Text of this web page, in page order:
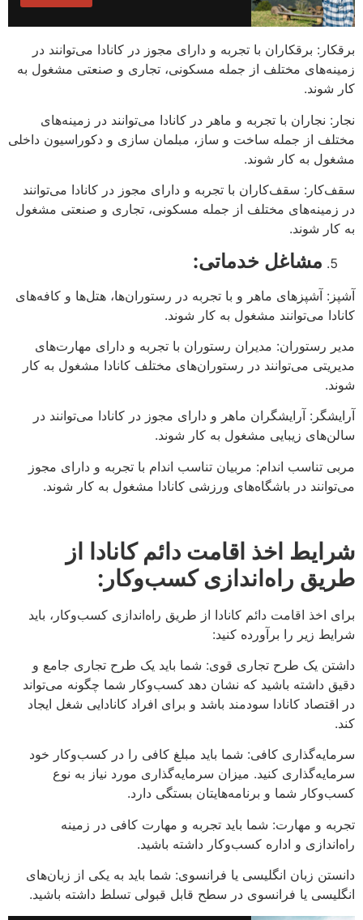
برقکار: برقکاران با تجربه و دارای مجوز در کانادا می‌توانند در
زمینه‌های مختلف از جمله مسکونی، تجاری و صنعتی مشغول به
کار شوند.
نجار: نجاران با تجربه و ماهر در کانادا می‌توانند در زمینه‌های
مختلف از جمله ساخت و ساز، مبلمان سازی و دکوراسیون داخلی
مشغول به کار شوند.
سقف‌کار: سقف‌کاران با تجربه و دارای مجوز در کانادا می‌توانند
در زمینه‌های مختلف از جمله مسکونی، تجاری و صنعتی مشغول
به کار شوند.
مشاغل خدماتی:
آشپز: آشپزهای ماهر و با تجربه در رستوران‌ها، هتل‌ها و کافه‌های
کانادا می‌توانند مشغول به کار شوند.
مدیر رستوران: مدیران رستوران با تجربه و دارای مهارت‌های
مدیریتی می‌توانند در رستوران‌های مختلف کانادا مشغول به کار
شوند.
آرایشگر: آرایشگران ماهر و دارای مجوز در کانادا می‌توانند در
سالن‌های زیبایی مشغول به کار شوند.
مربی تناسب اندام: مربیان تناسب اندام با تجربه و دارای مجوز
می‌توانند در باشگاه‌های ورزشی کانادا مشغول به کار شوند.
شرایط اخذ اقامت دائم کانادا از
طریق راه‌اندازی کسب‌وکار:
برای اخذ اقامت دائم کانادا از طریق راه‌اندازی کسب‌وکار، باید
شرایط زیر را برآورده کنید:
داشتن یک طرح تجاری قوی: شما باید یک طرح تجاری جامع و
دقیق داشته باشید که نشان دهد کسب‌وکار شما چگونه می‌تواند
در اقتصاد کانادا سودمند باشد و برای افراد کانادایی شغل ایجاد
کند.
سرمایه‌گذاری کافی: شما باید مبلغ کافی را در کسب‌وکار خود
سرمایه‌گذاری کنید. میزان سرمایه‌گذاری مورد نیاز به نوع
کسب‌وکار شما و برنامه‌هایتان بستگی دارد.
تجربه و مهارت: شما باید تجربه و مهارت کافی در زمینه
راه‌اندازی و اداره کسب‌وکار داشته باشید.
دانستن زبان انگلیسی یا فرانسوی: شما باید به یکی از زبان‌های
انگلیسی یا فرانسوی در سطح قابل قبولی تسلط داشته باشید.